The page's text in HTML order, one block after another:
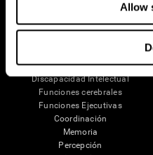
Allow
Plasticidad Neuronal
Pérdida de Memoria
Discapacidad Intelectual
Funciones cerebrales
Funciones Ejecutivas
Coordinación
Memoria
Percepción